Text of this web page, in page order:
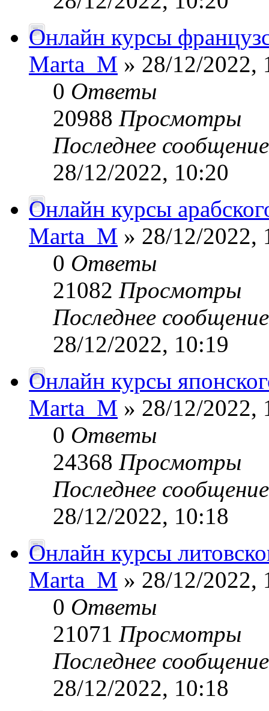
Онлайн курсы
Marta_M » 28/12/2022,
0 Ответы
20988 Просмотры
Последнее
28/12/2022, 10:20
Онлайн курсы
Marta_M » 28/12/2022,
0 Ответы
21082 Просмотры
Последнее
28/12/2022, 10:19
Онлайн курсы
Marta_M » 28/12/2022,
0 Ответы
24368 Просмотры
Последнее
28/12/2022, 10:18
Онлайн курсы
Marta_M » 28/12/2022,
0 Ответы
21071 Просмотры
Последнее
28/12/2022, 10:18